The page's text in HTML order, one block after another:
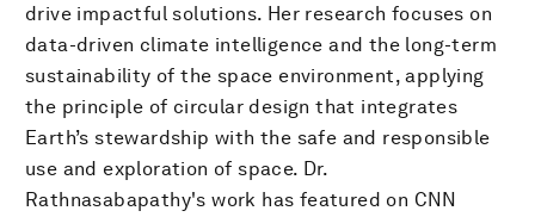
drive impactful solutions. Her research focuses on
data-driven climate intelligence and the long-term
sustainability of the space environment, applying
the principle of circular design that integrates
Earth’s stewardship with the safe and responsible
use and exploration of space. Dr.
Rathnasabapathy's work has featured on CNN